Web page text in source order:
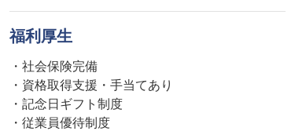
福利厚生
・社会保険完備
・資格取得支援・手当てあり
・記念日ギフト制度
・従業員優待制度